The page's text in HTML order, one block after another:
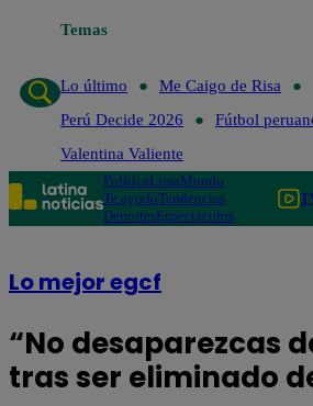
Temas
Lo último
Me Caigo de Risa
Perú Decide 2026
Fútbol
Valentina Valiente
PolíticaLimaMundo
Te ayudoTendencias
DeportesEspectáculos
Lo mejor egcf
“No desaparezcas
tras ser eliminado